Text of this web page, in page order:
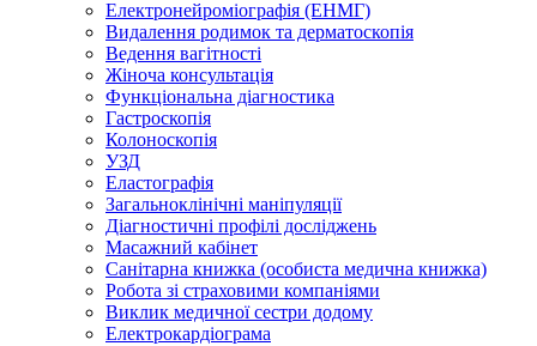
Електронейроміографія (ЕНМГ)
Видалення родимок та дерматоскопія
Ведення вагітності
Жіноча консультація
Функціональна діагностика
Гастроскопія
Колоноскопія
УЗД
Еластографія
Загальноклінічні маніпуляції
Діагностичні профілі досліджень
Масажний кабінет
Санітарна книжка (особиста медична книжка)
Робота зі страховими компаніями
Виклик медичної сестри додому
Електрокардіограма